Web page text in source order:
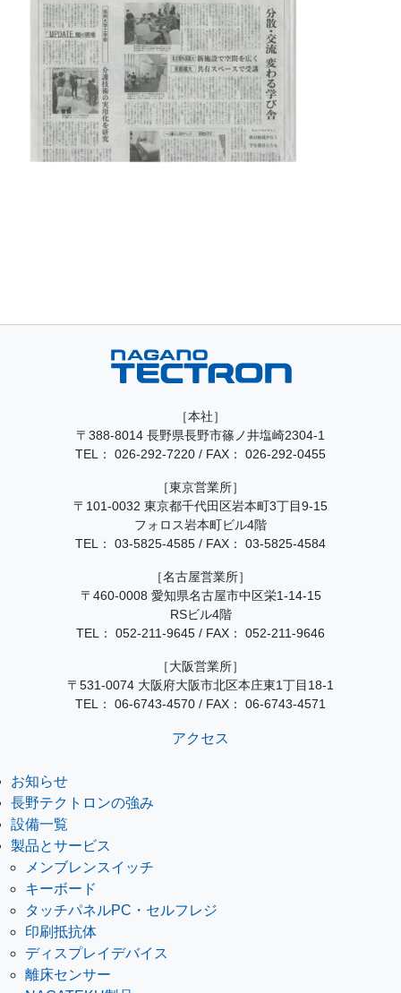
［本社］
〒388-8014 長野県長野市篠ノ井塩崎2304-1
TEL： 026-292-7220 / FAX： 026-292-0455
［東京営業所］
〒101-0032 東京都千代田区岩本町3丁目9-15
フォロス岩本町ビル4階
TEL： 03-5825-4585 / FAX： 03-5825-4584
［名古屋営業所］
〒460-0008 愛知県名古屋市中区栄1-14-15
RSビル4階
TEL： 052-211-9645 / FAX： 052-211-9646
［大阪営業所］
〒531-0074 大阪府大阪市北区本庄東1丁目18-1
TEL： 06-6743-4570 / FAX： 06-6743-4571
アクセス
お知らせ
長野テクトロンの強み
設備一覧
製品とサービス
メンブレンスイッチ
キーボード
タッチパネルPC・セルフレジ
印刷抵抗体
ディスプレイデバイス
離床センサー